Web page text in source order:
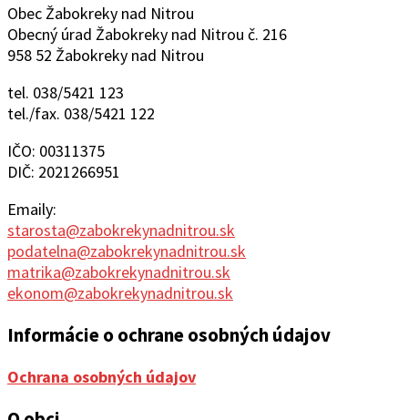
Obec Žabokreky nad Nitrou
Obecný úrad Žabokreky nad Nitrou č. 216
958 52 Žabokreky nad Nitrou
tel. 038/5421 123
tel./fax. 038/5421 122
IČO: 00311375
DIČ: 2021266951
Emaily:
starosta@zabokrekynadnitrou.sk
podatelna@zabokrekynadnitrou.sk
matrika@zabokrekynadnitrou.sk
ekonom@zabokrekynadnitrou.sk
Informácie o ochrane osobných údajov
Ochrana osobných údajov